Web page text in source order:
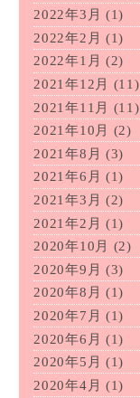
2022年3月 (1)
2022年2月 (1)
2022年1月 (2)
2021年12月
(11)
2021年11月 (11)
2021年10月
(2)
2021年8月 (3)
2021年6月 (1)
2021年3月 (2)
2021年2月 (1)
2020年10月
(2)
2020年9月 (3)
2020年8月 (1)
2020年7月 (1)
2020年6月 (1)
2020年5月 (1)
2020年4月 (1)